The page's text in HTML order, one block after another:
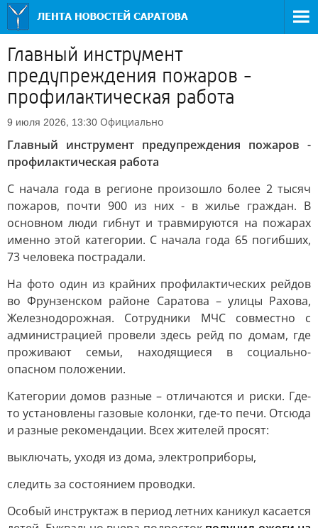
Главный инструмент
предупреждения пожаров -
профилактическая работа
9 июля 2026, 13:30 Официально
Главный инструмент предупреждения пожаров -
профилактическая работа
С начала года в регионе произошло более 2 тысяч
пожаров, почти 900 из них - в жилье граждан. В
основном люди гибнут и травмируются на пожарах
именно этой категории. С начала года 65 погибших,
73 человека пострадали.
На фото один из крайних профилактических рейдов
во Фрунзенском районе Саратова – улицы Рахова,
Железнодорожная. Сотрудники МЧС совместно с
администрацией провели здесь рейд по домам, где
проживают семьи, находящиеся в социально-
опасном положении.
Категории домов разные – отличаются и риски. Где-
то установлены газовые колонки, где-то печи. Отсюда
и разные рекомендации. Всех жителей просят:
выключать, уходя из дома, электроприборы,
следить за состоянием проводки.
Особый инструктаж в период летних каникул касается